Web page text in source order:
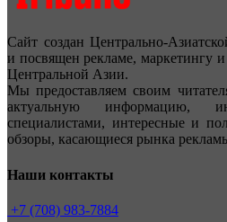
Сайт создан Центрально-
и посвящен рекламе, маркетингу и
Центральной Азии.
Мы предоставляем своим
актуальную информацию,
специалистами, интересные и
обзоры, касающиеся рынка
Наши контакты
+7 (708) 983-7884